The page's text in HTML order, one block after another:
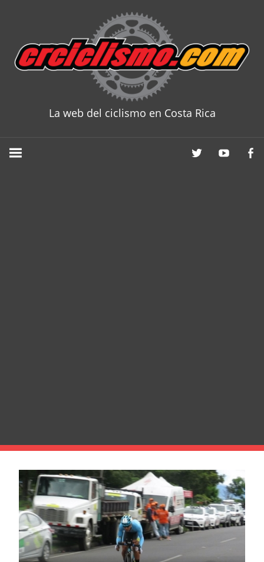
content
La web del ciclismo en Costa Rica